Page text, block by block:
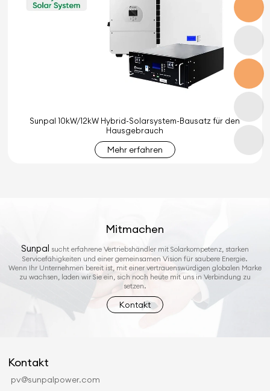
Sunpal 10kW/12kW Hybrid-Solarsystem-Bausatz für den
Hausgebrauch
Mehr erfahren
Mitmachen
Sunpal sucht erfahrene Vertriebshändler mit Solarkompetenz, starken
Servicefähigkeiten und einer gemeinsamen Vision für saubere Energie.
Wenn Ihr Unternehmen bereit ist, mit einer vertrauenswürdigen globalen Marke
zu wachsen, laden wir Sie ein, sich noch heute mit uns in Verbindung zu
setzen.
Kontakt
Kontakt
pv@sunpalpower.com